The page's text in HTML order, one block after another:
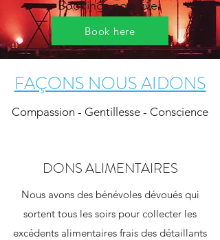
Bookings now live!
Book here
FAÇONS NOUS AIDONS
Compassion - Gentillesse - Conscience
DONS ALIMENTAIRES
Nous avons des bénévoles dévoués qui
sortent tous les soirs pour collecter les
excédents alimentaires frais des détaillants